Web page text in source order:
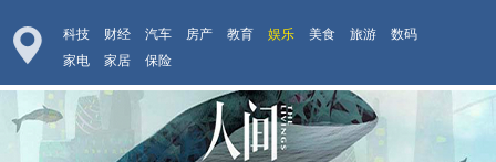
科技 财经 汽车 房产 教育 娱乐 美食 旅游
数码
家电
家居 保险